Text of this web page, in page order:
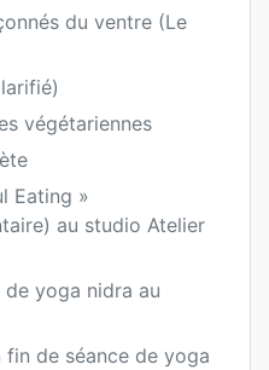
du ventre (Le
végétariennes
Eating »
au studio Atelier
de yoga nidra au
de séance de yoga